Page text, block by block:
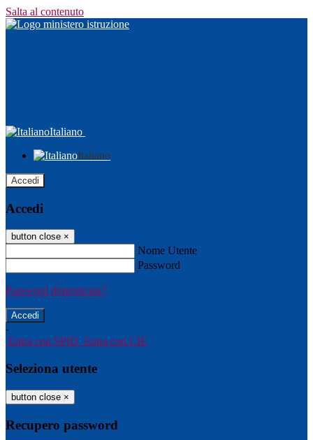
Salta al contenuto
Italiano
Italiano
Accedi
Accedi
button close ×
Nome Utente
Password
Password dimenticata?
-
Entra con SPID Entra con CIE
Seleziona utente
button close ×
Recupero password